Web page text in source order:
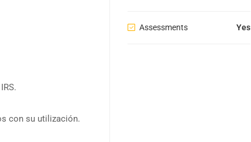
con su utilización.
Assessments Yes